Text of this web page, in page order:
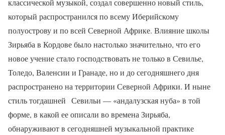
классической музыкой, создал совершенно новый стиль,
который распространился по всему Иберийскому
полуострову и по всей Северной Африке. Влияние школы
Зирьяба в Кордове было настолько значительно, что его
новое учение стало господствовать не только в Севилье,
Толедо, Валенсии и Гранаде, но и до сегодняшнего дня
распространено на территории Северной Африки. И ныне
стиль тогдашней Севильи — «андалузская нуба» в той
форме, в какой ее описали во времена Зирьяба,
обнаруживают в сегодняшней музыкальной практике